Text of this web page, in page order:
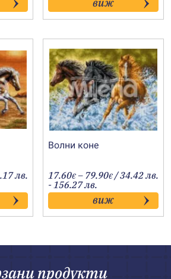
through
64.00€
лв.
Волни коне
17.60€ – 79.90€Price
range:
17.60€
through
79.90€
/ 34.42 лв.
- 156.27 лв.
виж
продукти